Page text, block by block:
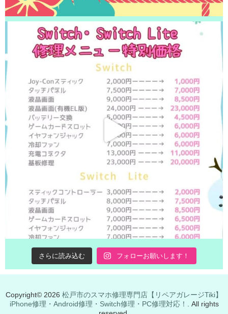
さらに読み込む フォローお願いします！
Copyright© 2026 松戸市のスマホ修理専門店【リペアガレージTiki】
iPhone修理・Android修理・Switch修理・PC修理対応！ . All rights